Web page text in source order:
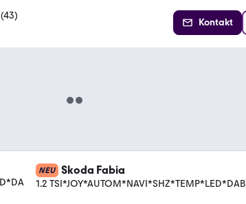
(43)
Kontakt
NEU Skoda Fabia
1.2 TSI*JOY*AUTOM*NAVI*SHZ*TEMP*LED*DAB